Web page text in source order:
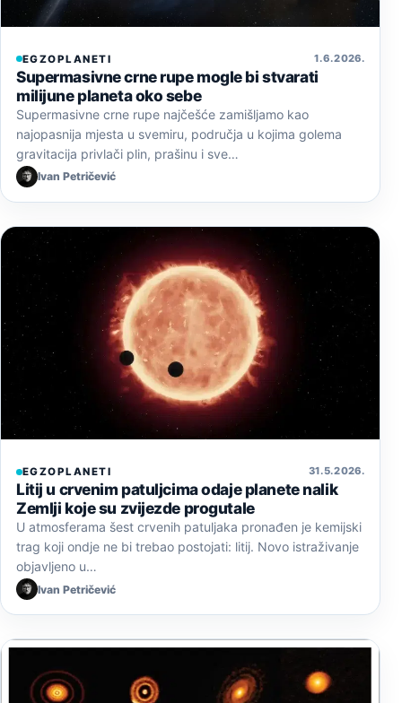
EGZOPLANETI 1. 6. 2026.
Supermasivne crne rupe mogle bi stvarati
milijune planeta oko sebe
Supermasivne crne rupe najčešće zamišljamo kao
najopasnija mjesta u svemiru, područja u kojima golema
gravitacija privlači plin, prašinu i sve…
Ivan Petričević
EGZOPLANETI 31. 5. 2026.
Litij u crvenim patuljcima odaje planete nalik
Zemlji koje su zvijezde progutale
U atmosferama šest crvenih patuljaka pronađen je kemijski
trag koji ondje ne bi trebao postojati: litij. Novo istraživanje
objavljeno u…
Ivan Petričević